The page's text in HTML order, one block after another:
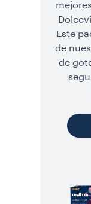
Este
de
de